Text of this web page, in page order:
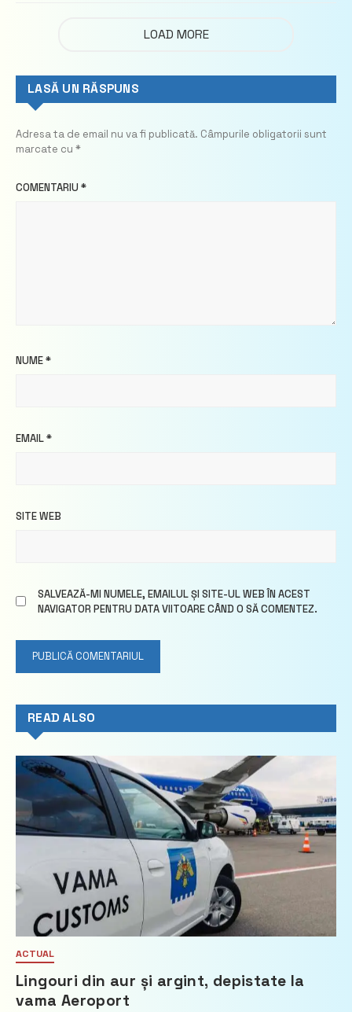
LOAD MORE
LASĂ UN RĂSPUNS
Adresa ta de email nu va fi publicată. Câmpurile obligatorii sunt
marcate cu *
COMENTARIU *
NUME*
EMAIL*
SITE WEB
SALVEAZĂ-MI NUMELE, EMAILUL ȘI SITE-UL WEB ÎN ACEST
NAVIGATOR PENTRU DATA VIITOARE CÂND O SĂ COMENTEZ.
READ ALSO
ACTUAL
Lingouri din aur și argint, depistate la
vama Aeroport